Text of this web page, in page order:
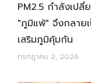
PM2.5 กำลังเป
"ภูมิแพ้" จึงกลาย
เสริมภูมิคุ้มกัน
กรกฎาคม 2, 2026